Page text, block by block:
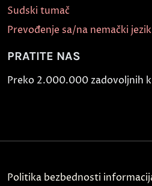
Sudski tumač
Prevođenje sa/na nemački jezik
PRATITE NAS
Preko 2.000.000 zadovoljnih
Politika bezbednosti